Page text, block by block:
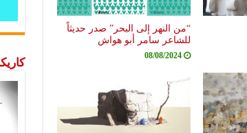
“من النهر إلى البحر” صدر حديثاً
للشاعر سامر أبو هواش
08/08/2024